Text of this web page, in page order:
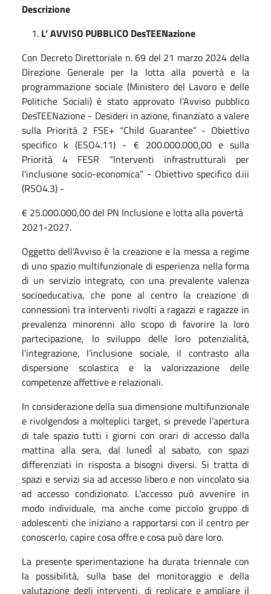
Descrizione
L’ AVVISO PUBBLICO DesTEENazione
Con Decreto Direttoriale n. 69 del 21 marzo 2024 della
Direzione Generale per la lotta alla povertà e la
programmazione sociale (Ministero del Lavoro e delle
Politiche Sociali) è stato approvato l’Avviso pubblico
DesTEENazione - Desideri in azione, finanziato a valere
sulla Priorità 2 FSE+ “Child Guarantee” - Obiettivo
specifico k (ESO4.11) - € 200.000.000,00 e sulla
Priorità 4 FESR “Interventi infrastrutturali per
l'inclusione socio-economica” - Obiettivo specifico d.iii
(RSO4.3) -
€ 25.000.000,00 del PN Inclusione e lotta alla povertà
2021-2027.
Oggetto dell’Avviso è la creazione e la messa a regime
di uno spazio multifunzionale di esperienza nella forma
di un servizio integrato, con una prevalente valenza
socioeducativa, che pone al centro la creazione di
connessioni tra interventi rivolti a ragazzi e ragazze in
prevalenza minorenni allo scopo di favorire la loro
partecipazione, lo sviluppo delle loro potenzialità,
l’integrazione, l’inclusione sociale, il contrasto alla
dispersione scolastica e la valorizzazione delle
competenze affettive e relazionali.
In considerazione della sua dimensione multifunzionale
e rivolgendosi a molteplici target, si prevede l’apertura
di tale spazio tutti i giorni con orari di accesso dalla
mattina alla sera, dal lunedì̀ al sabato, con spazi
differenziati in risposta a bisogni diversi. Si tratta di
spazi e servizi sia ad accesso libero e non vincolato sia
ad accesso condizionato. L’accesso può avvenire in
modo individuale, ma anche come piccolo gruppo di
adolescenti che iniziano a rapportarsi con il centro per
conoscerlo, capire cosa offre e cosa può dare loro.
La presente sperimentazione ha durata triennale con
la possibilità, sulla base del monitoraggio e della
valutazione degli interventi, di replicare e ampliare il